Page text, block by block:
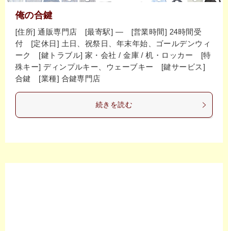
俺の合鍵
[住所] 通販専門店 [最寄駅] ― [営業時間] 24時間受
付 [定休日] 土日、祝祭日、年末年始、ゴールデンウィ
ーク [鍵トラブル] 家・会社 / 金庫 / 机・ロッカー [特
殊キー] ディンプルキー、ウェーブキー [鍵サービス]
合鍵 [業種] 合鍵専門店
続きを読む